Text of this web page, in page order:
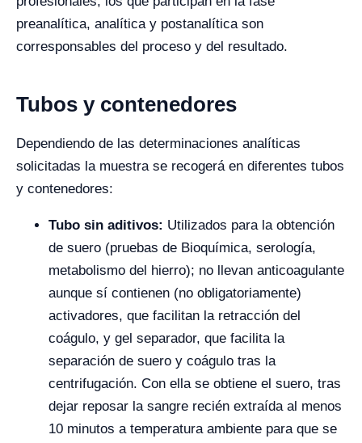
preanalítica, analítica y postanalítica son
corresponsables del proceso y del resultado.
Tubos y contenedores
Dependiendo de las determinaciones analíticas
solicitadas la muestra se recogerá en diferentes tubos
y contenedores:
Tubo sin aditivos: Utilizados para la obtención
de suero (pruebas de Bioquímica, serología,
metabolismo del hierro); no llevan anticoagulante
aunque sí contienen (no obligatoriamente)
activadores, que facilitan la retracción del
coágulo, y gel separador, que facilita la
separación de suero y coágulo tras la
centrifugación. Con ella se obtiene el suero, tras
dejar reposar la sangre recién extraída al menos
10 minutos a temperatura ambiente para que se